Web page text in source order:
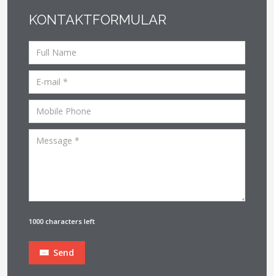
KONTAKTFORMULAR
1000 characters left
Send